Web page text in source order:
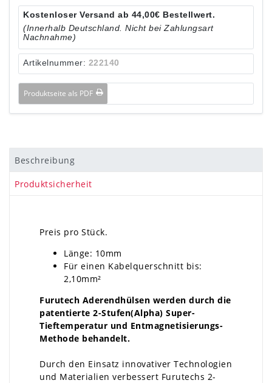
Kostenloser Versand ab 44,00€ Bestellwert.
(Innerhalb Deutschland. Nicht bei Zahlungsart
Nachnahme)
Artikelnummer: 222140
Produktseite als PDF
Beschreibung
Produktsicherheit
Preis pro Stück.
Länge: 10mm
Für einen Kabelquerschnitt bis:
2,10mm²
Furutech Aderendhülsen werden durch die
patentierte 2-Stufen(Alpha) Super-
Tieftemperatur und Entmagnetisierungs-
Methode behandelt.
Durch den Einsatz innovativer Technologien
und Materialien verbessert Furutechs 2-